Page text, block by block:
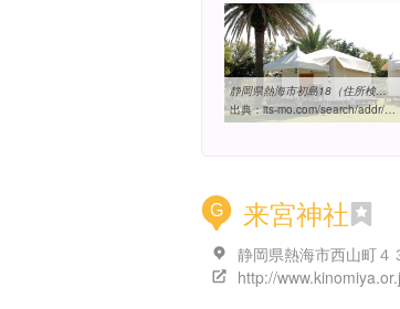
静岡県熱海市初島18（住所検索） | いつもNAVI
出典：its-mo.com/search/addr/22/205/021/000/00000/00002
G 来宮神社
静岡県熱海市西山町４
http://